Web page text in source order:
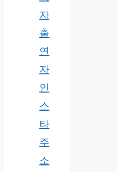
자
출
연
자
인
스
타
주
소